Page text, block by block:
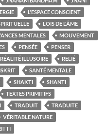
L'ESPACE CONSCIENT
LOIS DE L'ÂME
MENTALES
MOUVEMENT
PENSÉE
PENSER
RÉALITÉ ILLUSOIRE
RELIÉ
SANTÉ MENTALE
SHAKTI
SHANTI
TEXTES PRIMITIFS
TRADUIT
TRADUITE
VÉRITABLE NATURE